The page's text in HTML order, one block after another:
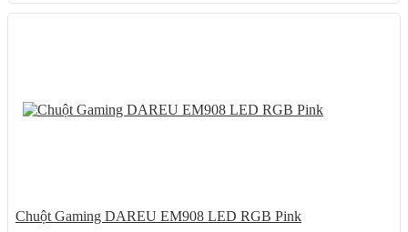
Chuột Gaming DAREU EM908 LED RGB Pink